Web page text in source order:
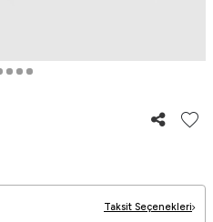
Taksit Seçenekleri